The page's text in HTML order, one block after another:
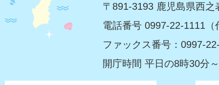
〒891-3193 鹿児島県西
電話番号 0997-22-1111（
ファックス番号：0997-
開庁時間 平日の8時30分